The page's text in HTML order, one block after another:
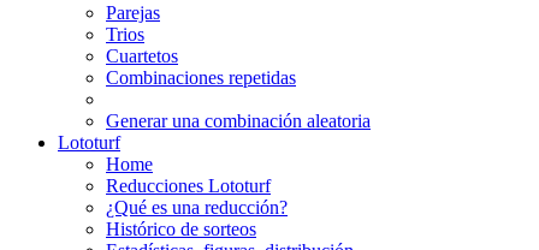
Parejas
Trios
Cuartetos
Combinaciones repetidas
Generar una combinación aleatoria
Lototurf
Home
Reducciones Lototurf
¿Qué es una reducción?
Histórico de sorteos